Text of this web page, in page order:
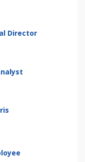
Director